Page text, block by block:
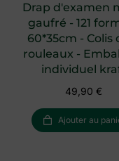
Drap d'examen
gaufré - 121
60*35cm - Colis
rouleaux -
individuel
49,90 €
Ajouter au